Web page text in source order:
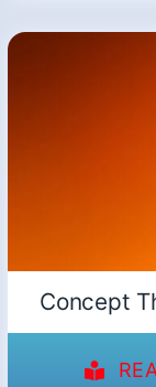
Concept